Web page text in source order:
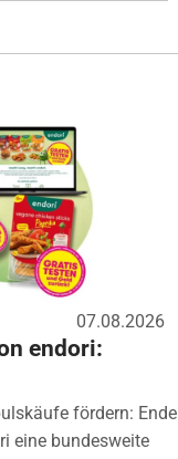
07.08.2026
endori:
fördern: Ende
eine bundesweite